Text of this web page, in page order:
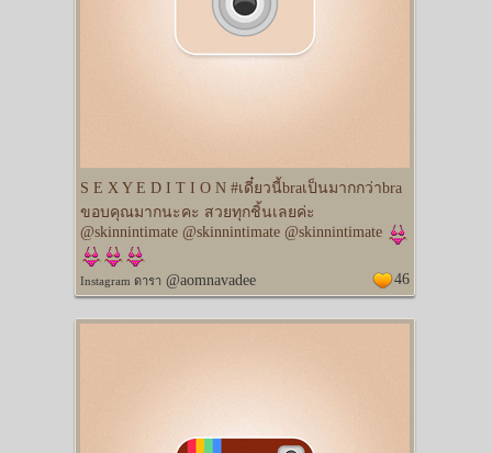
S E X Y E D I T I O N #เดี๋ยวนี้braเป็นมากกว่าbra
ขอบคุณมากนะคะ สวยทุกชิ้นเลยค่ะ
@skinnintimate @skinnintimate @skinnintimate
Instagram ดารา @aomnavadee 46